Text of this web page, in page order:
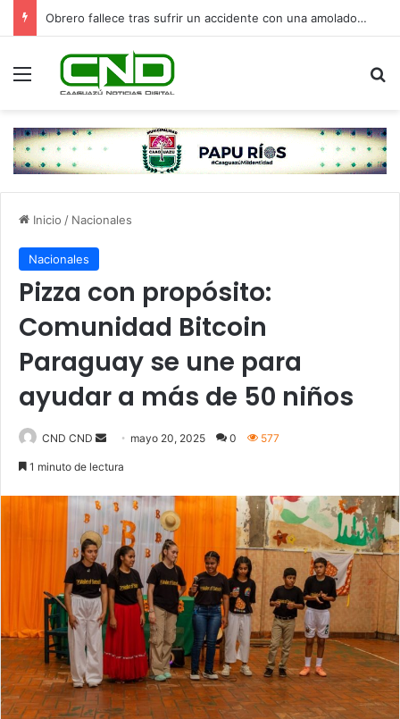
Obrero fallece tras sufrir un accidente con una amoladora en Canindeyú
Menú
Inicio / Nacionales
Nacionales
Pizza con propósito:
Comunidad Bitcoin
Paraguay se une para
ayudar a más de 50 niños
CND CND
d
a
n
e
m
a
i
l
mayo 20, 2025 0 577
1 minuto de lectura